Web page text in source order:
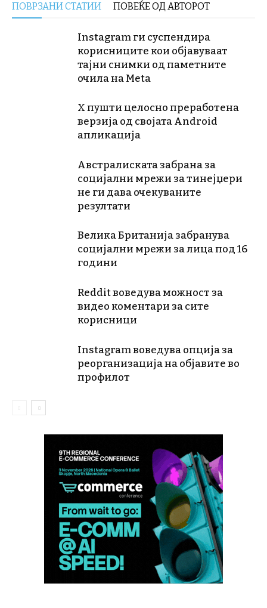
ПОВРЗАНИ СТАТИИ ПОВЕЌЕ ОД АВТОРОТ
Instagram ги суспендира
корисниците кои објавуваат
тајни снимки од паметните
очила на Meta
X пушти целосно преработена
верзија од својата Android
апликација
Австралиската забрана за
социјални мрежи за тинејџери
не ги дава очекуваните
резултати
Велика Британија забранува
социјални мрежи за лица под 16
години
Reddit воведува можност за
видео коментари за сите
корисници
Instagram воведува опција за
реорганизација на објавите во
профилот